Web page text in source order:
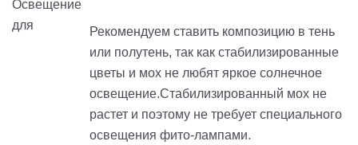
Рекомендуем ставить композицию в тень
или полутень, так как стабилизированные
цветы и мох не любят яркое солнечное
освещение.Стабилизированный мох не
растет и поэтому не требует специального
освещения фито-лампами.